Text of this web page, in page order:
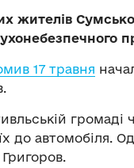
жителів
17 травня
громаді
до автомобіля.